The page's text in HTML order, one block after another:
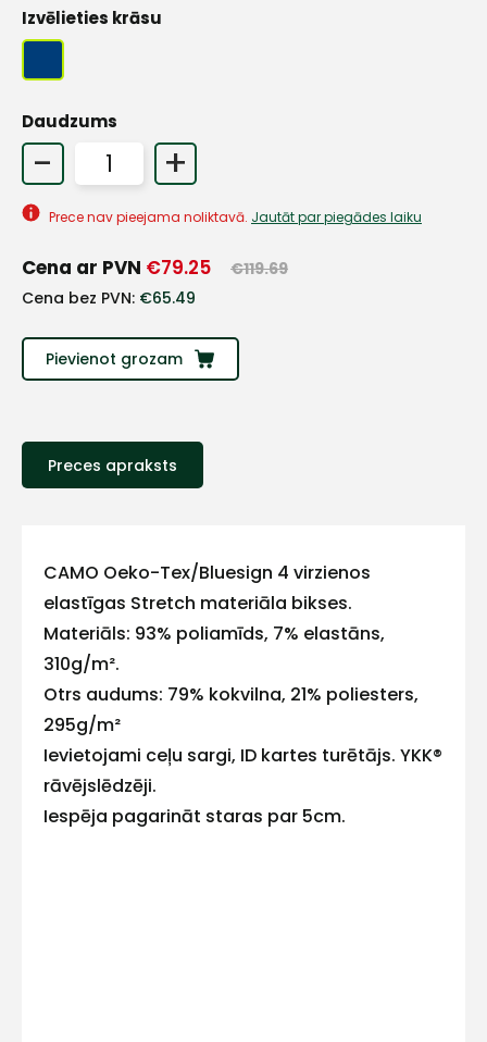
Izvēlieties krāsu
Daudzums
- +
Prece nav pieejama noliktavā. Jautāt par piegādes laiku
Cena ar PVN €79.25 €119.69
Cena bez PVN: €65.49
Pievienot grozam
Preces apraksts
CAMO Oeko-Tex/Bluesign 4 virzienos
elastīgas Stretch materiāla bikses.
Materiāls: 93% poliamīds, 7% elastāns,
310g/m².
Otrs audums: 79% kokvilna, 21% poliesters,
295g/m²
Ievietojami ceļu sargi, ID kartes turētājs. YKK®
rāvējslēdzēji.
Iespēja pagarināt staras par 5cm.
Sazinies
ar
E-pasts
+